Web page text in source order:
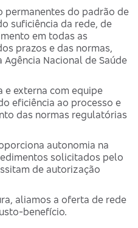
permanentes do padrão de
suficiência da rede, de
em todas as
prazos e das normas,
Nacional de Saúde
e externa com equipe
eficiência ao processo e
das normas regulatórias
autonomia na
solicitados pelo
de autorização
aliamos a oferta de rede
benefício.